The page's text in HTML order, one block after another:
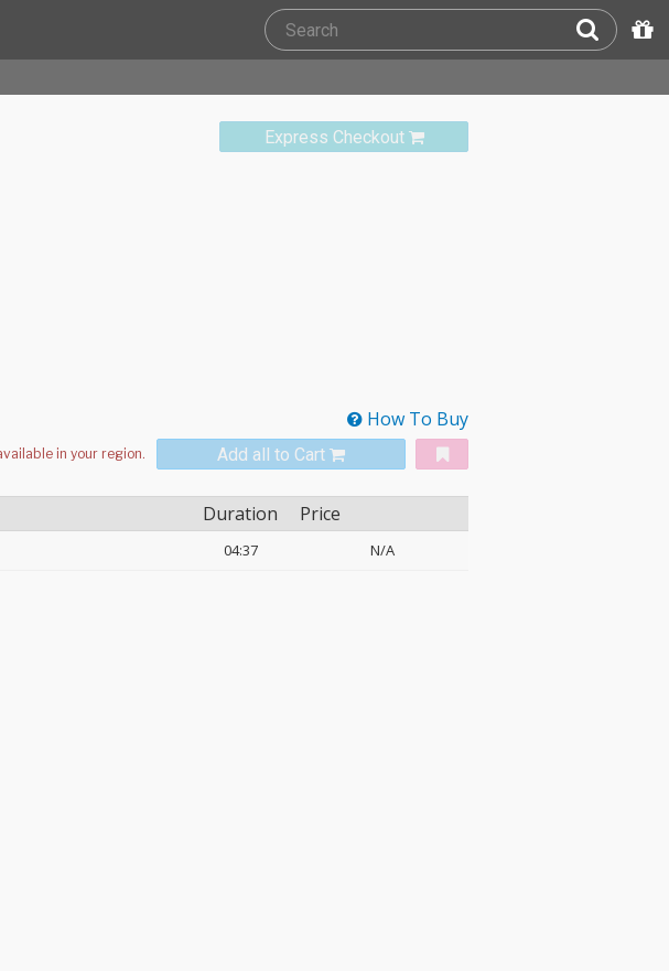
Express Checkout
How To Buy
Add all to Cart
Duration Price
04:37 N/A